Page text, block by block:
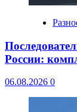
России:
06.08.2026 0